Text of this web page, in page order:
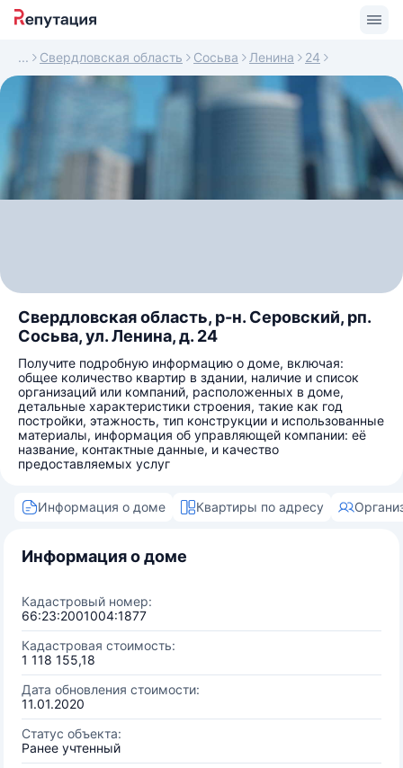
Свердловская область Сосьва Ленина 24
Свердловская область, р-н. Серовский, рп.
Сосьва, ул. Ленина, д. 24
Получите подробную информацию о доме, включая:
общее количество квартир в здании, наличие и список
организаций или компаний, расположенных в доме,
детальные характеристики строения, такие как год
постройки, этажность, тип конструкции и использованные
материалы, информация об управляющей компании: её
название, контактные данные, и качество
предоставляемых услуг
Информация о доме Квартиры по адресу
Информация о доме
Кадастровый номер:
66:23:2001004:1877
Кадастровая стоимость:
1 118 155,18
Дата обновления стоимости:
11.01.2020
Статус объекта:
Ранее учтенный